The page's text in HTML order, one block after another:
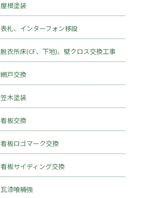
屋根塗装
表札、インターフォン移設
脱衣所床(CF、下地)、壁クロス交換工事
網戸交換
笠木塗装
看板交換
看板ロゴマーク交換
看板サイディング交換
瓦漆喰補強
無料診断・お見積り